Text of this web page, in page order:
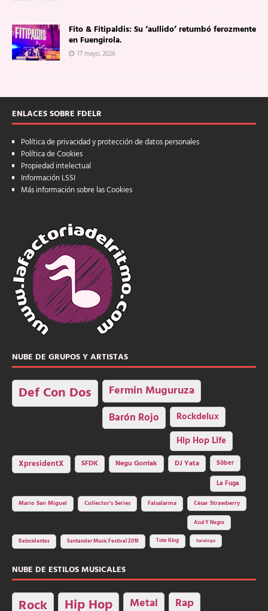
Fito & Fitipaldis: Su ‘aullido’ retumbó ferozmente
en Fuengirola.
17 mayo, 2026
ENLACES SOBRE FDELR
Política de privacidad y protección de datos personales
Política de Cookies
Propiedad intelectual
Información LSSI
Más información sobre las Cookies
NUBE DE GRUPOS Y ARTISTAS
Def Con Dos Fermin Muguruza
Barón Rojo Rockdelux
Hip Hop Life
XpresidentX SFDK Negu Gorriak DJ Yata
Sôber
La Fuga
Mario San Miguel
Collector's Series Falsalarma César Strawberry
Azul Y Negro
Reincidentes Santander Music Festival 2019 Tote King Saratoga
NUBE DE ESTILOS MUSICALES
Rock Hip Hop Metal Rap